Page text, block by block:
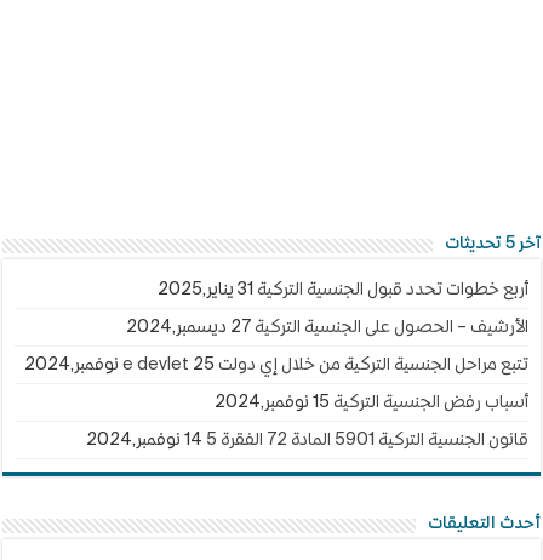
آخر 5 تحديثات
أربع خطوات تحدد قبول الجنسية التركية 31 يناير,2025
الأرشيف – الحصول على الجنسية التركية 27 ديسمبر,2024
تتبع مراحل الجنسية التركية من خلال إي دولت e devlet 25 نوفمبر,2024
أسباب رفض الجنسية التركية 15 نوفمبر,2024
قانون الجنسية التركية 5901 المادة 72 الفقرة 5 14 نوفمبر,2024
أحدث التعليقات